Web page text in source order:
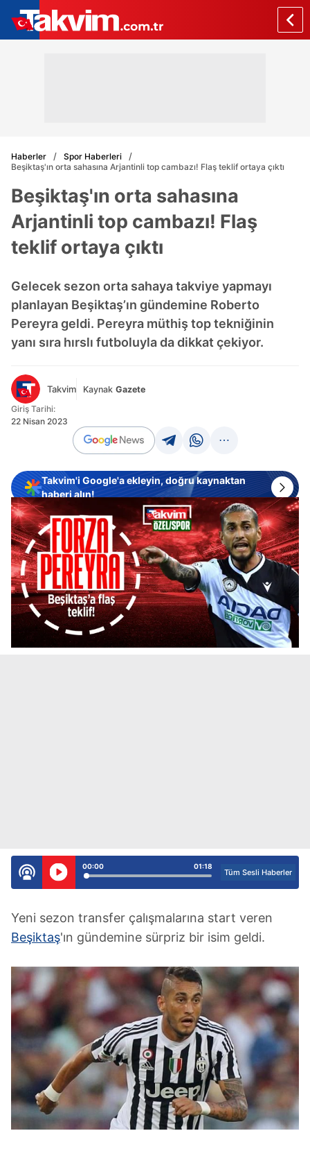
Haberler
Spor Haberleri
Beşiktaş'ın orta sahasına Arjantinli top cambazı! Flaş teklif ortaya çıktı
Beşiktaş'ın orta sahasına
Arjantinli top cambazı! Flaş
teklif ortaya çıktı
Gelecek sezon orta sahaya takviye yapmayı
planlayan Beşiktaş’ın gündemine Roberto
Pereyra geldi. Pereyra müthiş top tekniğinin
yanı sıra hırslı futboluyla da dikkat çekiyor.
Takvim Kaynak Gazete
Giriş Tarihi:
22 Nisan 2023
Takvim'i Google'a ekleyin, doğru kaynaktan
haberi alın!
01:18
00:00
Tüm Sesli Haberler
Yeni sezon transfer çalışmalarına start veren
Beşiktaş'ın gündemine sürpriz bir isim geldi.